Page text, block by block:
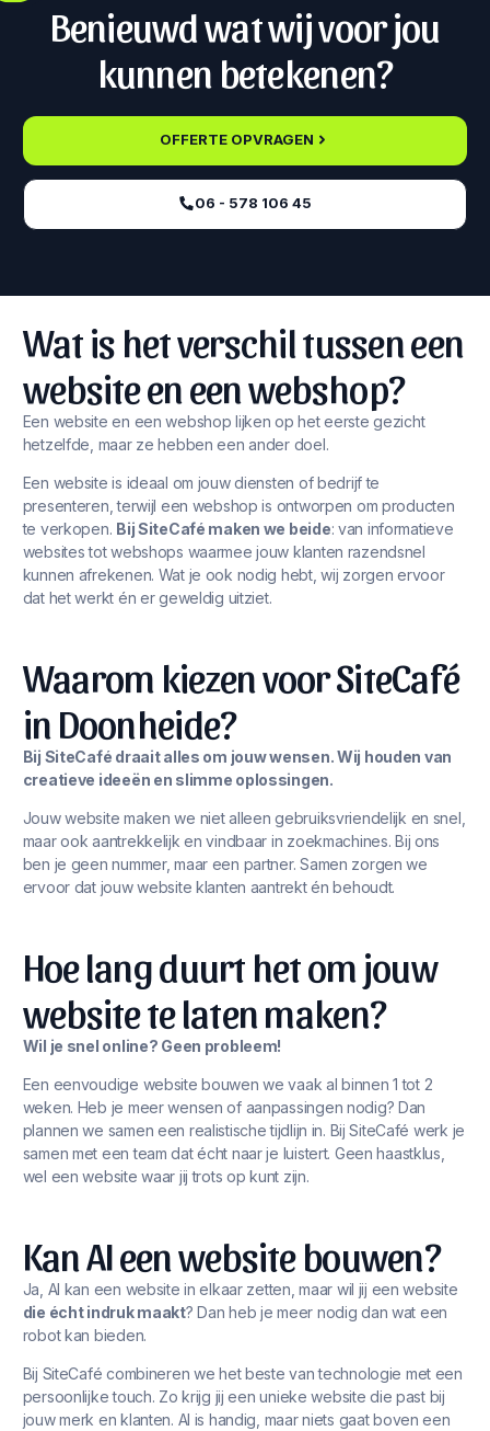
Benieuwd wat wij voor jou
kunnen betekenen?
OFFERTE OPVRAGEN
06 - 578 106 45‬
Wat is het verschil tussen een
website en een webshop?
Een website en een webshop lijken op het eerste gezicht
hetzelfde, maar ze hebben een ander doel.
Een website is ideaal om jouw diensten of bedrijf te
presenteren, terwijl een webshop is ontworpen om producten
te verkopen. Bij SiteCafé maken we beide: van informatieve
websites tot webshops waarmee jouw klanten razendsnel
kunnen afrekenen. Wat je ook nodig hebt, wij zorgen ervoor
dat het werkt én er geweldig uitziet.
Waarom kiezen voor SiteCafé
in Doonheide?
Bij SiteCafé draait alles om jouw wensen. Wij houden van
creatieve ideeën en slimme oplossingen.
Jouw website maken we niet alleen gebruiksvriendelijk en snel,
maar ook aantrekkelijk en vindbaar in zoekmachines. Bij ons
ben je geen nummer, maar een partner. Samen zorgen we
ervoor dat jouw website klanten aantrekt én behoudt.
Hoe lang duurt het om jouw
website te laten maken?
Wil je snel online? Geen probleem!
Een eenvoudige website bouwen we vaak al binnen 1 tot 2
weken. Heb je meer wensen of aanpassingen nodig? Dan
plannen we samen een realistische tijdlijn in. Bij SiteCafé werk je
samen met een team dat écht naar je luistert. Geen haastklus,
wel een website waar jij trots op kunt zijn.
Kan AI een website bouwen?
Ja, AI kan een website in elkaar zetten, maar wil jij een website
die écht indruk maakt? Dan heb je meer nodig dan wat een
robot kan bieden.
Bij SiteCafé combineren we het beste van technologie met een
persoonlijke touch. Zo krijg jij een unieke website die past bij
jouw merk en klanten. AI is handig, maar niets gaat boven een